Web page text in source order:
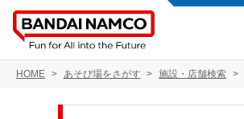
HOME あそび場をさがす 施設・店舗検索